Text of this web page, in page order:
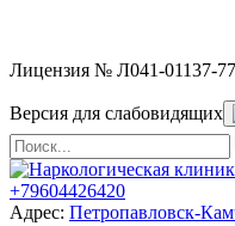
Лицензия № Л041-01137-
Версия для слабовидящих
+79604426420
Адрес: Петропавловск-